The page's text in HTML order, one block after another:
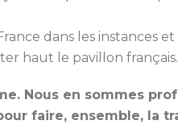
dans les instances
haut le pavillon français.
Nous en sommes
faire, ensemble, la